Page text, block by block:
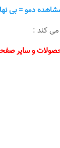
دمو = بی
و سایر